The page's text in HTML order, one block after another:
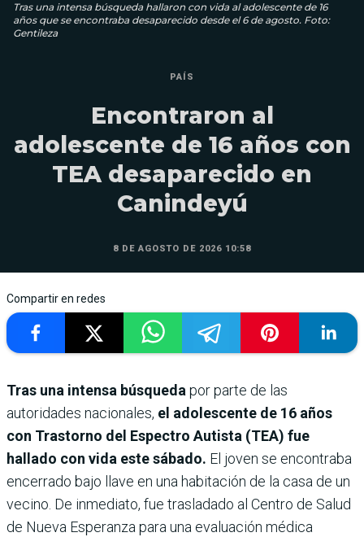
Tras una intensa búsqueda hallaron con vida al adolescente de 16
años que se encontraba desaparecido desde el 6 de agosto. Foto:
Gentileza
PAÍS
Encontraron al
adolescente de 16 años con
TEA desaparecido en
Canindeyú
8 DE AGOSTO DE 2026 10:58
Compartir en redes
Tras una intensa búsquedapor parte de las
autoridades nacionales, el adolescente de 16 años
con Trastorno del Espectro Autista (TEA) fue
hallado con vida este sábado. El joven se encontraba
encerrado bajo llave en una habitación de la casa de un
vecino. De inmediato, fue trasladado al Centro de Salud
de Nueva Esperanza para una evaluación médica